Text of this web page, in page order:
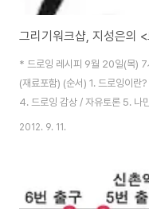
그리기워크샵, 지성은의
* 드로잉 레시피 9월 20일(목)
(재료포함) (순서) 1. 드로잉이란
4. 드로잉 감상 / 자유토론 5. 나
크샵은 짧은 시간이지만 드로잉
도 자유롭고 쉽게 드로잉을 즐길
학을 발견하는 것에 있습니다.
2012. 9. 11.